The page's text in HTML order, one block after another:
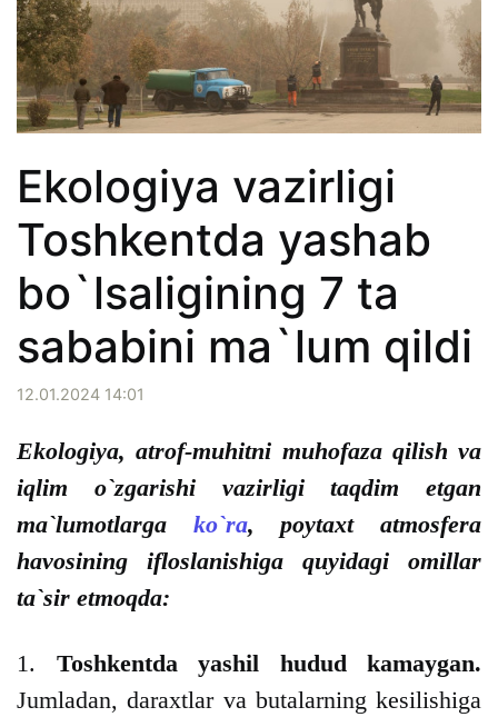
Ekologiya vazirligi
Toshkentda yashab
bo`lsaligining 7 ta
sababini ma`lum qildi
12.01.2024 14:01
Ekologiya, atrof-muhitni muhofaza qilish va
iqlim o`zgarishi vazirligi taqdim etgan
ma`lumotlarga ko`ra, poytaxt atmosfera
havosining ifloslanishiga quyidagi omillar
ta`sir etmoqda:
1. Toshkentda yashil hudud kamaygan.
Jumladan, daraxtlar va butalarning kesilishiga